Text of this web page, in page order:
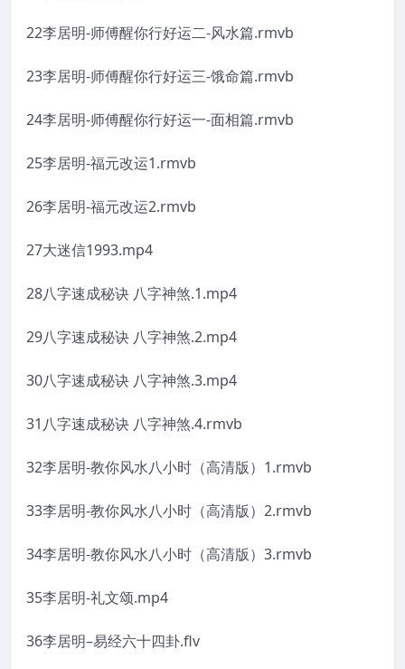
22李居明-师傅醒你行好运二-风水篇.rmvb
23李居明-师傅醒你行好运三-饿命篇.rmvb
24李居明-师傅醒你行好运一-面相篇.rmvb
25李居明-福元改运1.rmvb
26李居明-福元改运2.rmvb
27大迷信1993.mp4
28八字速成秘诀 八字神煞.1.mp4
29八字速成秘诀 八字神煞.2.mp4
30八字速成秘诀 八字神煞.3.mp4
31八字速成秘诀 八字神煞.4.rmvb
32李居明-教你风水八小时（高清版）1.rmvb
33李居明-教你风水八小时（高清版）2.rmvb
34李居明-教你风水八小时（高清版）3.rmvb
35李居明-礼文颂.mp4
36李居明–易经六十四卦.flv